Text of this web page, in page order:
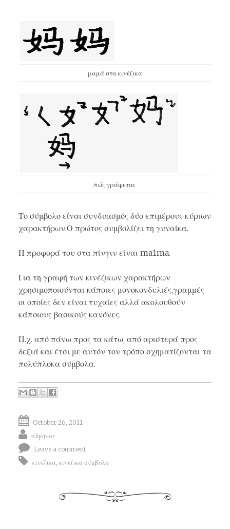
μαμά στα κινέζικα
πώς γράφεται
Το σύμβολο είναι συνδυασμός δύο επιμέρους κύριων
χαρακτήρων.Ο πρώτος συμβολίζει τη γυναίκα.
Η προφορά του στα πίνγιν είναι ma1ma.
Για τη γραφή των κινέζικων χαρακτήρων
χρησιμοποιούνται κάποιες μονοκονδυλιές,γραμμές
οι οποίες δεν είναι τυχαίες αλλά ακολουθούν
κάποιους βασικούς κανόνες.
Π.χ. από πάνω προς τα κάτω, από αριστερά προς
δεξιά και έτσι με αυτόν τον τρόπο σχηματίζονται τα
πολύπλοκα σύμβολα.
October 26, 2011
άδμηνας
Leave a comment
κινέζικα, κινέζικα σύμβολα